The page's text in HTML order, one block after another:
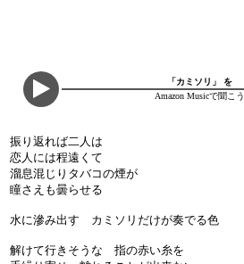
「カミソリ」 を
Amazon Musicで聞こう
振り返れば二人は
恋人には程遠くて
溜息混じりタバコの煙が
瞳さえも曇らせる
水に滲み出す カミソリだけが奏でる色
解けて行きそうな 指の赤い糸を